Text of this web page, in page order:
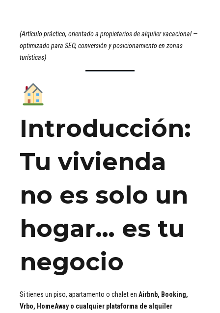
(Artículo práctico, orientado a propietarios de alquiler vacacional —
optimizado para SEO, conversión y posicionamiento en zonas
turísticas)
Introducción:
Tu vivienda
no es solo un
hogar… es tu
negocio
Si tienes un piso, apartamento o chalet en Airbnb, Booking,
Vrbo, HomeAway o cualquier plataforma de alquiler